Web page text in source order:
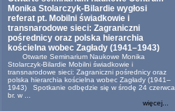
Monika Stolarczyk-Bilardie wygłosi
referat pt. Mobilni świadkowie i
transnarodowe sieci: Zagraniczni
pośrednicy oraz polska hierarchia
kościelna wobec Zagłady (1941–1943)
Otwarte Seminarium Naukowe Monika
Stolarczyk-Bilardie Mobilni świadkowie i
transnarodowe sieci: Zagraniczni pośrednicy oraz
polska hierarchia kościelna wobec Zagłady (1941–
1943) Spotkanie odbędzie się w środę 24 czerwca
br. w ...
więcej...